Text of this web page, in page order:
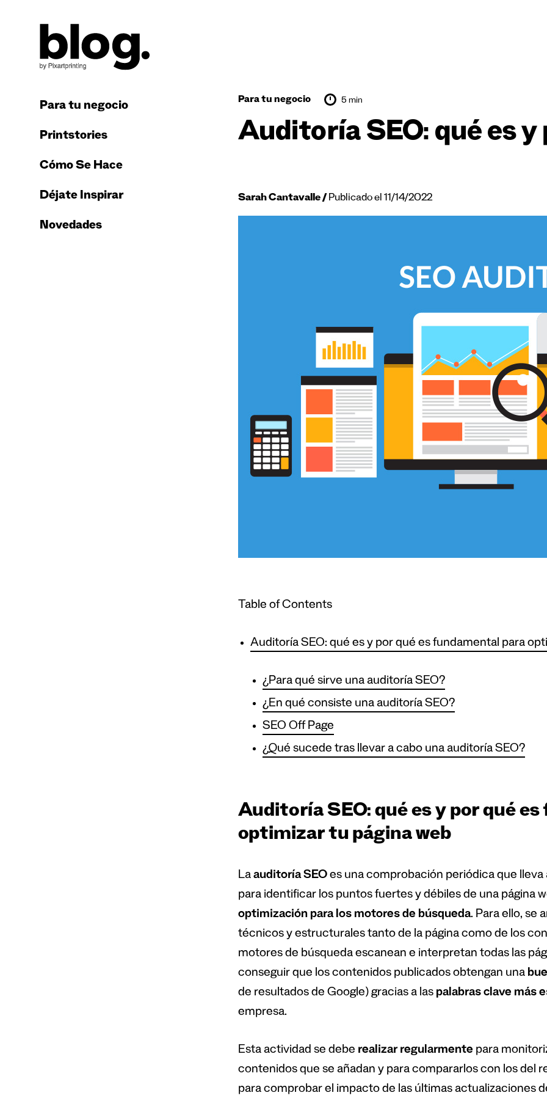
Para tu negocio
Printstories
Cómo Se Hace
Déjate Inspirar
Novedades
Para tu negocio 5 min
Auditoría SEO: qué es y
Sarah Cantavalle Publicado el 11/14/2022
Table of Contents
Auditoría SEO: qué es y por qué es fundamental para
¿Para qué sirve una auditoría SEO?
¿En qué consiste una auditoría SEO?
SEO Off Page
¿Qué sucede tras llevar a cabo una auditoría SEO?
Auditoría SEO: qué es y por qué
optimizar tu página web
Laauditoría SEOes una comprobación periódica que lleva
para identificar los puntos fuertes y débiles de una página
optimización para los motores de búsqueda. Para ello, se
técnicos y estructurales tanto de la página como de los
motores de búsqueda escanean e interpretan todas las
conseguir que los contenidos publicados obtengan una
de resultados de Google) gracias a las palabras clave más
empresa.
Esta actividad se debe realizar regularmente para
contenidos que se añadan y para compararlos con los del
para comprobar el impacto de las últimas actualizaciones